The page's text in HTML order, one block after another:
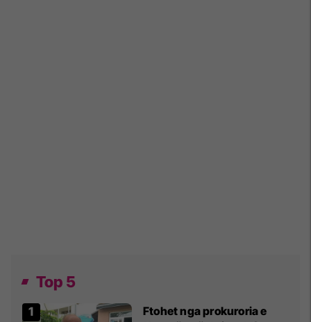
Top 5
Ftohet nga prokuroria e